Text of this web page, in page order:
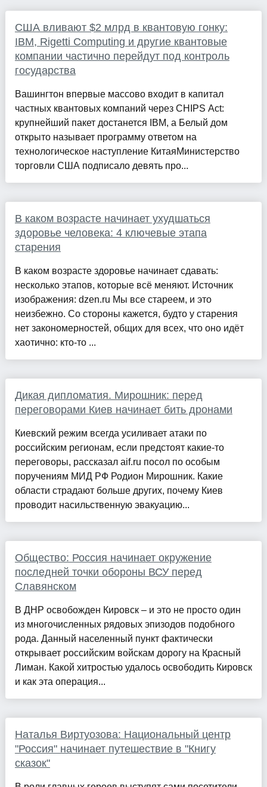
США вливают $2 млрд в квантовую гонку:
IBM, Rigetti Computing и другие квантовые
компании частично перейдут под контроль
государства
Вашингтон впервые массово входит в капитал
частных квантовых компаний через CHIPS Act:
крупнейший пакет достанется IBM, а Белый дом
открыто называет программу ответом на
технологическое наступление КитаяМинистерство
торговли США подписало девять про...
В каком возрасте начинает ухудшаться
здоровье человека: 4 ключевые этапа
старения
В каком возрасте здоровье начинает сдавать:
несколько этапов, которые всё меняют. Источник
изображения: dzen.ru Мы все стареем, и это
неизбежно. Со стороны кажется, будто у старения
нет закономерностей, общих для всех, что оно идёт
хаотично: кто-то ...
Дикая дипломатия. Мирошник: перед
переговорами Киев начинает бить дронами
Киевский режим всегда усиливает атаки по
российским регионам, если предстоят какие-то
переговоры, рассказал aif.ru посол по особым
поручениям МИД РФ Родион Мирошник. Какие
области страдают больше других, почему Киев
проводит насильственную эвакуацию...
Общество: Россия начинает окружение
последней точки обороны ВСУ перед
Славянском
В ДНР освобожден Кировск – и это не просто один
из многочисленных рядовых эпизодов подобного
рода. Данный населенный пункт фактически
открывает российским войскам дорогу на Красный
Лиман. Какой хитростью удалось освободить Кировск
и как эта операция...
Наталья Виртуозова: Национальный центр
"Россия" начинает путешествие в "Книгу
сказок"